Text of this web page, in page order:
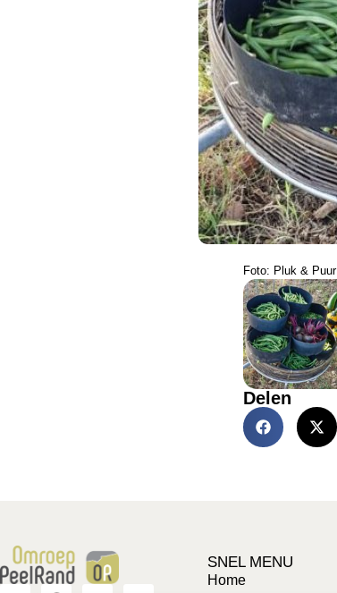
Foto: Pluk & Puur
Delen
SNEL MENU
Home